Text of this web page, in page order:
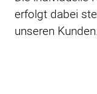
erfolgt dabei
unseren Kunden.